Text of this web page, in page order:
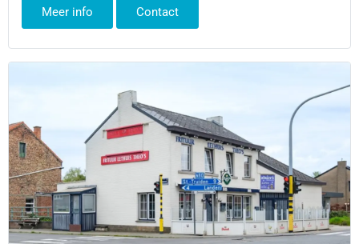
Meer info Contact